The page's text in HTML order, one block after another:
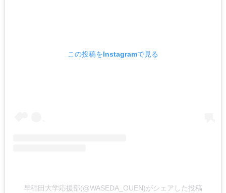
この投稿をInstagramで見る
早稲田大学応援部(@WASEDA_OUEN)がシェアした投稿